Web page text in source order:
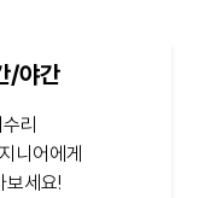
/야간
리
니어에게
세요!